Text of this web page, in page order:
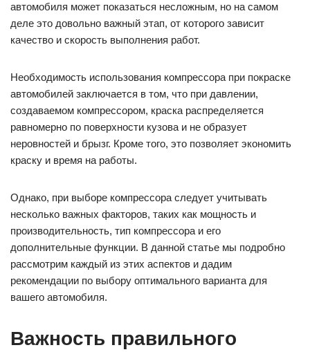
автомобиля может показаться несложным, но на самом
деле это довольно важный этап, от которого зависит
качество и скорость выполнения работ.
Необходимость использования компрессора при покраске
автомобилей заключается в том, что при давлении,
создаваемом компрессором, краска распределяется
равномерно по поверхности кузова и не образует
неровностей и брызг. Кроме того, это позволяет экономить
краску и время на работы.
Однако, при выборе компрессора следует учитывать
несколько важных факторов, таких как мощность и
производительность, тип компрессора и его
дополнительные функции. В данной статье мы подробно
рассмотрим каждый из этих аспектов и дадим
рекомендации по выбору оптимального варианта для
вашего автомобиля.
Важность правильного